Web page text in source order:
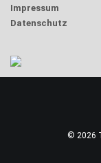
Impressum
Datenschutz
© 2026